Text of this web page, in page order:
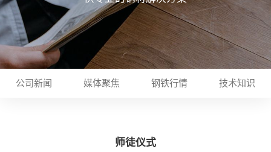
公司新闻 媒体聚焦 钢铁行情 技术知识
师徒仪式